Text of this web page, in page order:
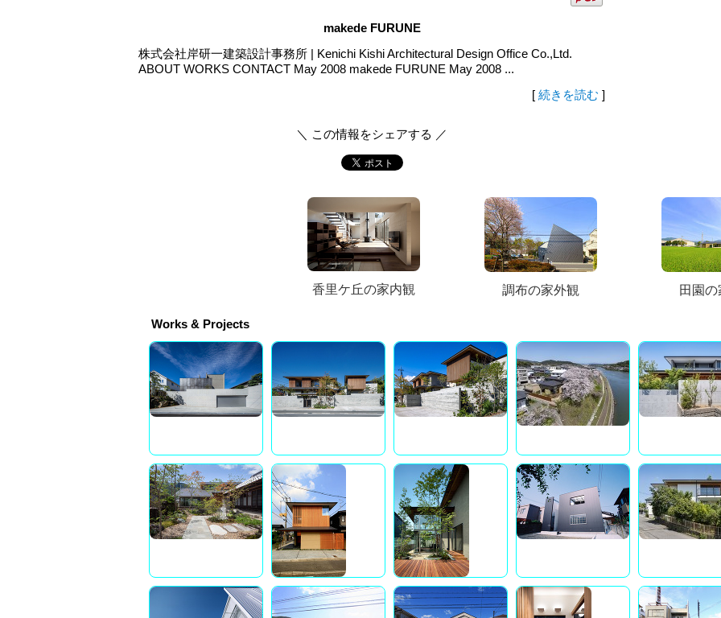
makede FURUNE
株式会社岸研一建築設計事務所 | Kenichi Kishi Architectural Design Office Co.,Ltd.
ABOUT WORKS CONTACT May 2008 makede FURUNE May 2008 ...
[ 続きを読む ]
＼ この情報をシェアする ／
香里ケ丘の家内観 調布の家外観 田園
Works & Projects